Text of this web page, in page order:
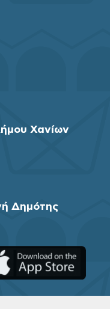
Χανίων
Δημότης